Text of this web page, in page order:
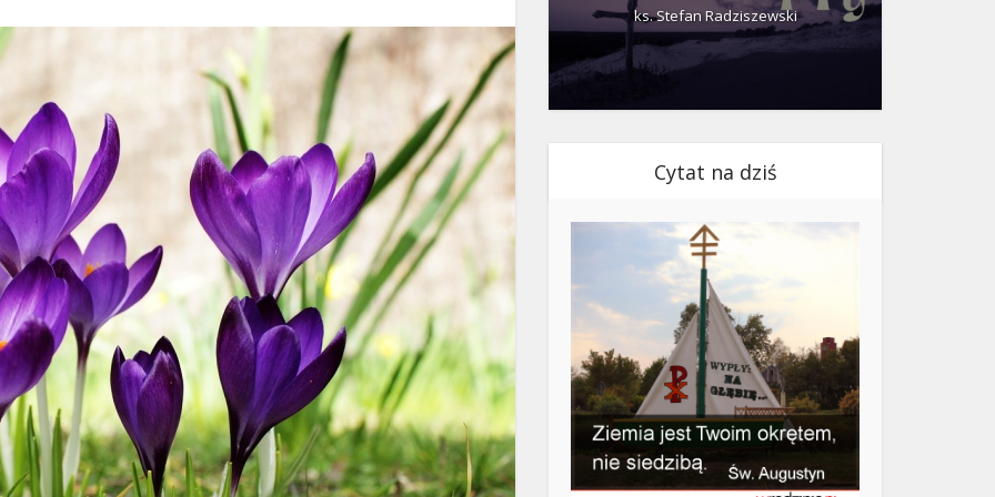
ks. Stefan Radziszewski
Cytat na dziś